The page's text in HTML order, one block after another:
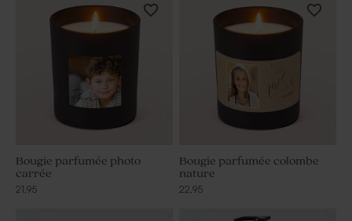
Bougie parfumée photo
carrée
21,95
Bougie parfumée colombe
nature
22,95